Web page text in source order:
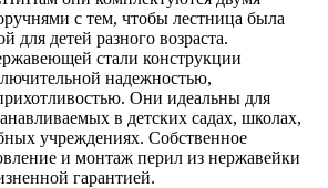
с тем, чтобы лестница была
для детей разного возраста.
стали конструкции
надежностью,
Они идеальны для
в детских садах, школах,
учреждениях. Собственное
и монтаж перил из нержавейки
гарантией.